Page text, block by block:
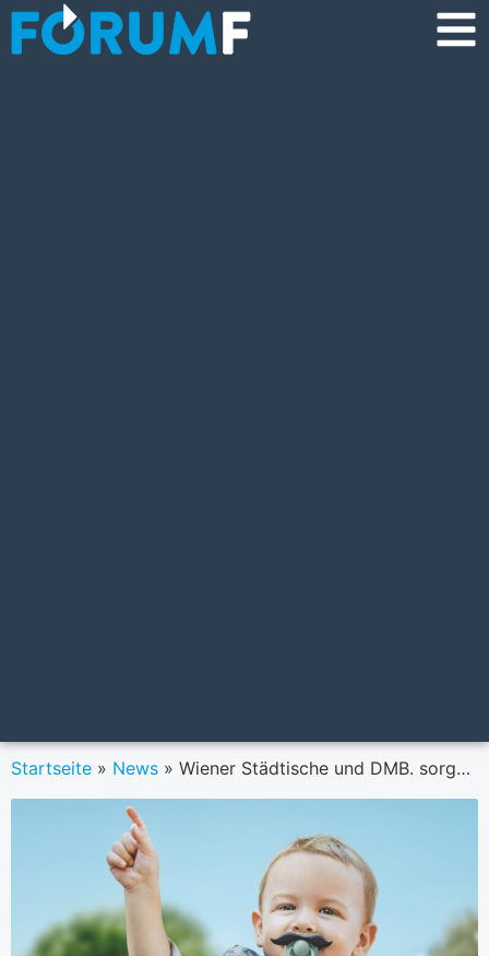
Startseite » News » Wiener Städtische und DMB. sorgen von klein auf für morgen